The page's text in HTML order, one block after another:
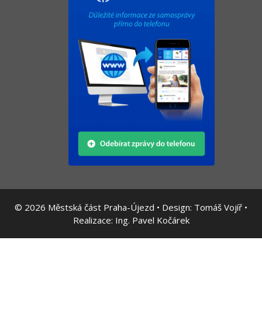
© 2026 Městská část Praha-Újezd • Design: Tomáš Vojíř •
Realizace: Ing. Pavel Kočárek